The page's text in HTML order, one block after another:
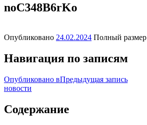
noC348B6rKo
Опубликовано 24.02.2024 Полный размер
Навигация по записям
Опубликовано вПредыдущая запись
новости
Содержание